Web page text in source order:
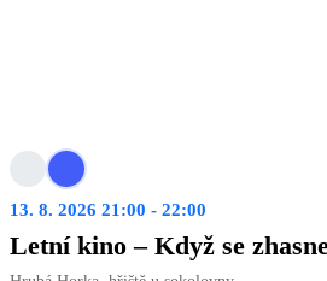
13. 8. 2026 21:00 - 22:00
Letní kino – Když se